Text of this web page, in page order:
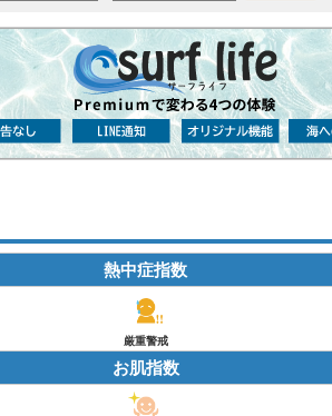
熱中症指数
厳重警戒
お肌指数